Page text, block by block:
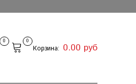
0 0
Корзина: 0.00 руб